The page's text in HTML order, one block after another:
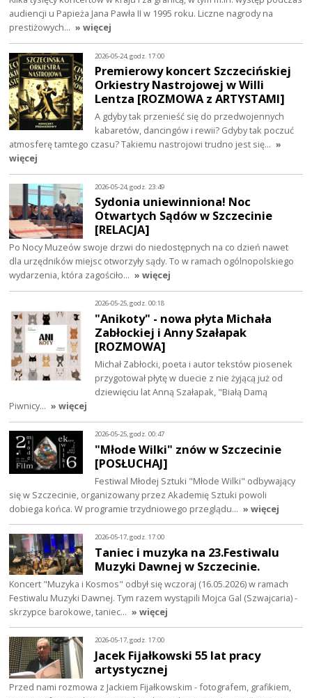
audiencji u Papieża Jana Pawła II w 1995 roku. Liczne nagrody na
prestiżowych… » więcej
2026-05-24, godz. 17:00
Premierowy koncert Szczecińskiej
Orkiestry Nastrojowej w Willi
Lentza [ROZMOWA z ARTYSTAMI]
A gdyby tak przenieść się do przedwojennych
kabaretów, dancingów i rewii? Gdyby tak poczuć
atmosferę tamtego czasu? Takiemu nastrojowi trudno jest się… »
więcej
2026-05-24, godz. 23:49
Sydonia uniewinniona! Noc
Otwartych Sądów w Szczecinie
[RELACJA]
Po Nocy Muzeów swoje drzwi do niedostępnych na co dzień nawet
dla urzędników miejsc otworzyły sądy. To w ramach ogólnopolskiego
wydarzenia, która zagościło… » więcej
2026-05-25, godz. 00:18
"Anikoty" - nowa płyta Michała
Zabłockiej i Anny Szałapak
[ROZMOWA]
Michał Zabłocki, poeta i autor tekstów piosenek
przygotował płytę w duecie z nie żyjącą już od
dziewięciu lat Anną Szałapak, "Białą Damą
Piwnicy… » więcej
2026-05-25, godz. 00:47
"Młode Wilki" znów w Szczecinie
[POSŁUCHAJ]
Festiwal Młodej Sztuki "Młode Wilki" odbywający
się w Szczecinie, organizowany przez Akademię Sztuki powoli
dobiega końca. W programie trzydniowego przeglądu… » więcej
2026-05-17, godz. 17:00
Taniec i muzyka na 23.Festiwalu
Muzyki Dawnej w Szczecinie.
Koncert "Muzyka i Kosmos" odbył się wczoraj (16.05.2026) w ramach
Festiwalu Muzyki Dawnej. Tym razem wystąpili Mojca Gal (Szwajcaria) -
skrzypce barokowe, taniec… » więcej
2026-05-17, godz. 17:00
Jacek Fijałkowski 55 lat pracy
artystycznej
Przed nami rozmowa z Jackiem Fijałkowskim - fotografem, grafikiem,